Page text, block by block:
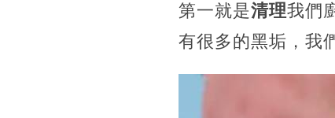
第一就是清理我們
有很多的黑垢，我